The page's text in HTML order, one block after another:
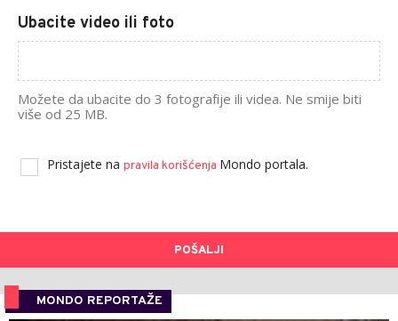
Ubacite video ili foto
Možete da ubacite do 3 fotografije ili videa. Ne smije biti
više od 25 MB.
Pristajete na pravila korišćenja Mondo portala.
POŠALJI
MONDO REPORTAŽE